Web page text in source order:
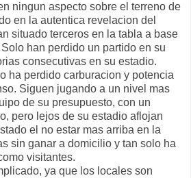
ningun aspecto sobre el terreno de
en la autentica revelacion del
situado terceros en la tabla a base
han perdido un partido en su
consecutivas en su estadio.
ha perdido carburacion y potencia
Siguen jugando a un nivel mas
de su presupuesto, con un
pero lejos de su estadio aflojan
el no estar mas arriba en la
sin ganar a domicilio y tan solo ha
visitantes.
ya que los locales son